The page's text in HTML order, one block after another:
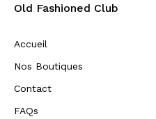
Old Fashioned Club
Accueil
Nos Boutiques
Contact
FAQs